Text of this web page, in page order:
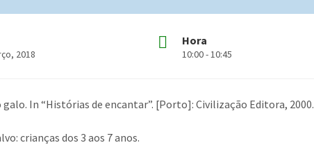
2018
Hora
10:00 - 10:45
galo. In “Histórias de encantar”. [Porto]: Civilização Editora, 2000.
crianças dos 3 aos 7 anos.